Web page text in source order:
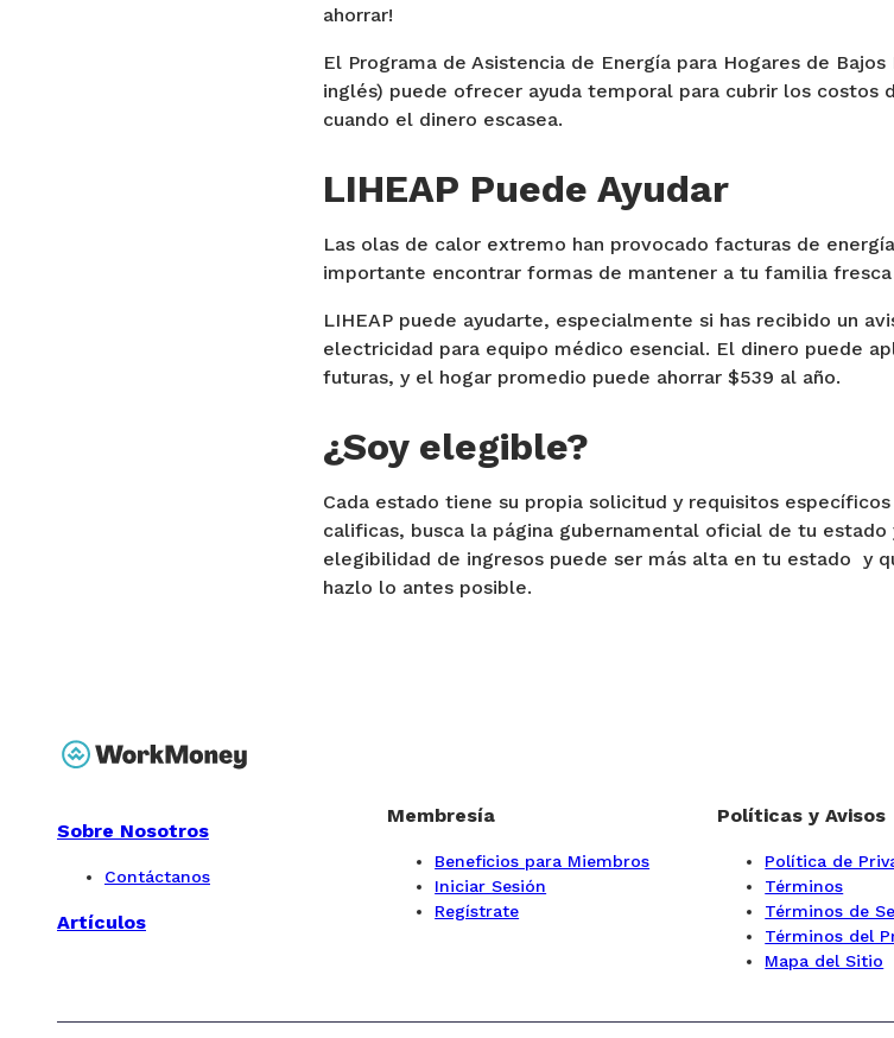
ahorrar!
El Programa de Asistencia de Energía para Hogares de Bajos
inglés) puede ofrecer ayuda temporal para cubrir los costos
cuando el dinero escasea.
LIHEAP Puede Ayudar
Las olas de calor extremo han provocado facturas de
importante encontrar formas de mantener a tu familia
LIHEAP puede ayudarte, especialmente si has recibido un
electricidad para equipo médico esencial. El dinero puede
futuras, y el hogar promedio puede ahorrar $539 al año.
¿Soy elegible?
Cada estado tiene su propia solicitud y requisitos
calificas, busca la página gubernamental oficial de tu estado
elegibilidad de ingresos puede ser más alta en tu estado y
hazlo lo antes posible.
Sobre Nosotros
Contáctanos
Artículos
Membresía
Beneficios para Miembros
Iniciar Sesión
Regístrate
Políticas y Avisos
Política de
Términos
Términos de
Términos del
Mapa del Sitio